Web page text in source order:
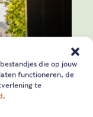
die op jouw
functioneren, de
te
.